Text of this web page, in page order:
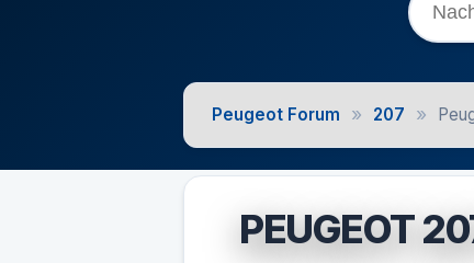
Peugeot Forum » 207 »
PEUGEOT